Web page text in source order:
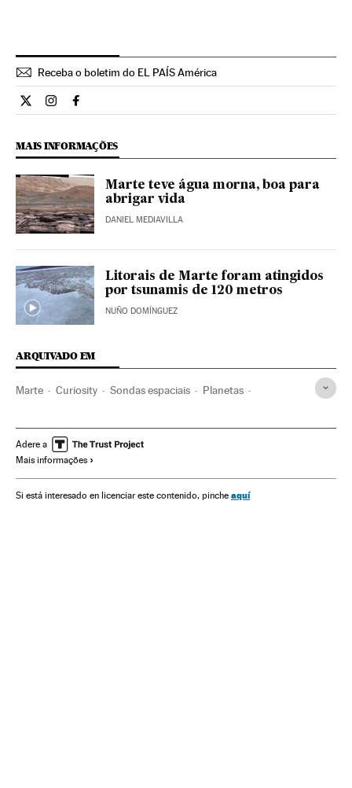
Receba o boletim do EL PAÍS América
Ciencia El País Brasil en Twitter
Ciencia El País Brasil en Instagram
Ciencia El País Brasil en Facebook
MAIS INFORMAÇÕES
Marte teve água morna, boa para
abrigar vida
DANIEL MEDIAVILLA
Litorais de Marte foram atingidos
por tsunamis de 120 metros
NUÑO DOMÍNGUEZ
ARQUIVADO EM
Marte Curiosity Sondas espaciais Planetas
Agências espaciais Universo
Astronomia Ciência
Adere a
Mais informações
Si está interesado en licenciar este contenido, pinche aquí